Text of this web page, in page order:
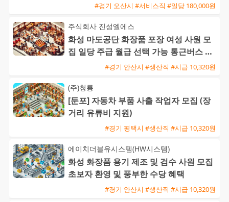
#경기 오산시 #서비스직 #일당 180,000원
주식회사 진성엘에스
화성 마도공단 화장품 포장 여성 사원 모
집 일당 주급 월급 선택 가능 통근버스 운
#경기 안산시 #생산직 #시급 10,320원
(주)청룡
[둔포] 자동차 부품 사출 작업자 모집 (장
거리 유류비 지원)
#경기 평택시 #생산직 #시급 10,320원
에이치더블유시스템(HW시스템)
화성 화장품 용기 제조 및 검수 사원 모집
초보자 환영 및 풍부한 수당 혜택
#경기 안산시 #생산직 #시급 10,320원